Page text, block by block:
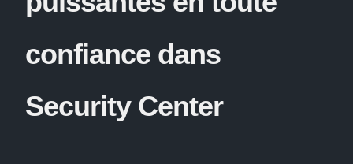
confiance dans
Security Center